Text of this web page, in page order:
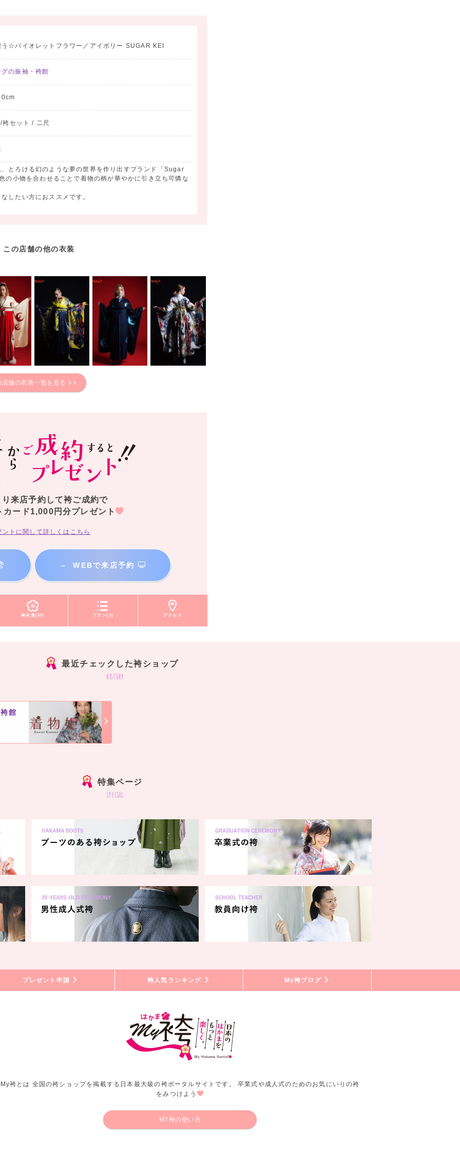
☆バイオレットフラワー／アイボリー SUGAR KEI
の振袖・袴館
セット / 二尺
とろける幻のような夢の世界を作り出すブランド「Sugar
の小物を合わせることで着物の柄が華やかに引き立ち可憐な
したい方におススメです。
この店舗の他の衣装
店舗の衣装一覧を見る
来店予約して袴ご成約で
ード1,000円分プレゼント
トに関して詳しくはこちら
→ WEBで来店予約
袴衣装(50) プラン(3) アクセス
最近チェックした袴ショップ
history
館
特集ページ
special
プレゼント申請 袴人気ランキング My袴ブログ
My袴とは 全国の袴ショップを掲載する日本最大級の袴ポータルサイトです。 卒業式や成人式のためのお気にいりの袴
をみつけよう
MY袴の使い方